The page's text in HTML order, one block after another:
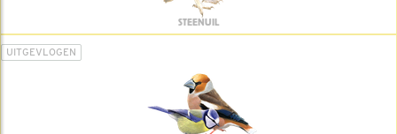
STEENUIL
UITGEVLOGEN